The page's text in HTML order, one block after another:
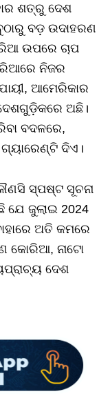
ଶତ୍ରୁ ଦେଶ
ବଡ଼ ଉଦାହରଣ
ଉପରେ ଚାପ
ନିଜର
ଆମେରିକାର
ଅଛି।
ବଦଳରେ,
ଦିଏ।
ସ୍ପଷ୍ଟ ସୂଚନା
ଯେ ଜୁଲାଇ 2024
ଅତି କମରେ
କୋରିଆ, ନାଟୋ
ଦେଶ